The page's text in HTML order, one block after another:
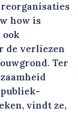
how is
ook
de verliezen
Ter
publiek-
vindt ze,